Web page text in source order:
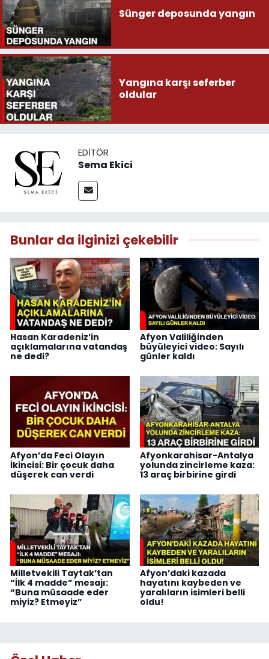
Sünger deposunda yangın
Yangına karşı seferber
oldular
EDITÖR
Sema Ekici
Bunlar da ilginizi çekebilir
Hasan Karadeniz’in
açıklamalarına vatandaş
ne dedi?
Afyon Valiliğinden
büyüleyici video: Sayılı
günler kaldı
Afyon’da Feci Olayın
İkincisi: Bir çocuk daha
düşerek can verdi
Afyonkarahisar-Antalya
yolunda zincirleme kaza:
13 araç birbirine girdi
Milletvekili Taytak’tan
“İlk 4 madde” mesajı:
“Buna müsaade eder
miyiz? Etmeyiz”
Afyon’daki kazada
hayatını kaybeden ve
yaralıların isimleri belli
oldu!